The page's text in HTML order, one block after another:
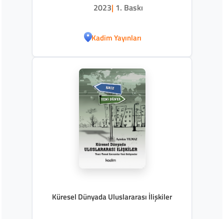
2023| 1. Baskı
Kadim Yayınları
Küresel Dünyada Uluslararası İlişkiler